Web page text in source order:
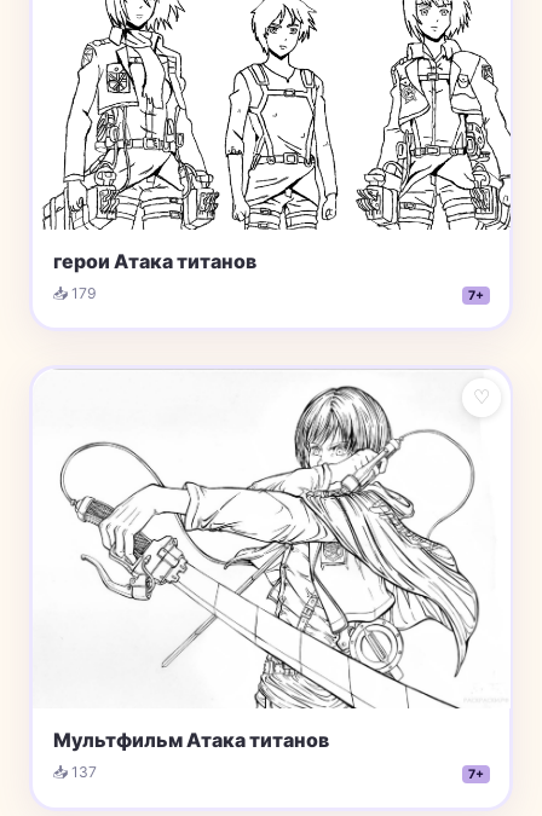
герои Атака титанов
📥 179 7+
♡
Мультфильм Атака титанов
📥 137 7+